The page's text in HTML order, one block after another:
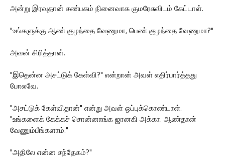
அன்று இரவுதான் சண்பகம் நினைவாக குமரேசுவிடம் கேட்டாள்.
"உங்களுக்கு ஆண் குழந்தை வேணுமா, பெண் குழந்தை வேணுமா?"
அவன் சிரித்தான்.
"இதென்ன அசட்டுக் கேள்வி?" என்றான் அவள் எதிர்பார்த்தது
போலவே.
"அசட்டுக் கேள்விதான்" என்று அவள் ஒப்புக்கொண்டாள்.
"உங்களைக் கேக்கச் சொன்னாங்க ஜானகி அக்கா. ஆண்தான்
வேணும்பீங்களாம்."
"அதிலே என்ன சந்தேகம்?"